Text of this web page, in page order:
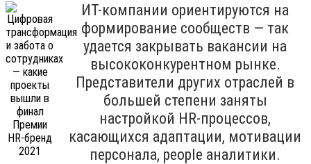
ИТ-компании ориентируются на
формирование сообществ — так
удается закрывать вакансии на
высококонкурентном рынке.
Представители других отраслей в
большей степени заняты
настройкой HR-процессов,
касающихся адаптации, мотивации
персонала, people аналитики.